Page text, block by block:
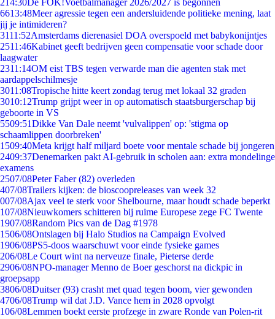
214:30De FOK!Voetbalmanager 2026/2027 is begonnen
6613:48Meer agressie tegen een andersluidende politieke mening, laat
jij je intimideren?
3111:52Amsterdams dierenasiel DOA overspoeld met babykonijntjes
2511:46Kabinet geeft bedrijven geen compensatie voor schade door
laagwater
2311:14OM eist TBS tegen verwarde man die agenten stak met
aardappelschilmesje
3011:08Tropische hitte keert zondag terug met lokaal 32 graden
3010:12Trump grijpt weer in op automatisch staatsburgerschap bij
geboorte in VS
5509:51Dikke Van Dale neemt 'vulvalippen' op: 'stigma op
schaamlippen doorbreken'
1509:40Meta krijgt half miljard boete voor mentale schade bij jongeren
2409:37Denemarken pakt AI-gebruik in scholen aan: extra mondelinge
examens
2507/08Peter Faber (82) overleden
407/08Trailers kijken: de bioscoopreleases van week 32
007/08Ajax veel te sterk voor Shelbourne, maar houdt schade beperkt
107/08Nieuwkomers schitteren bij ruime Europese zege FC Twente
1907/08Random Pics van de Dag #1978
1506/08Ontslagen bij Halo Studios na Campaign Evolved
1906/08PS5-doos waarschuwt voor einde fysieke games
206/08Le Court wint na nerveuze finale, Pieterse derde
2906/08NPO-manager Menno de Boer geschorst na dickpic in
groepsapp
3806/08Duitser (93) crasht met quad tegen boom, vier gewonden
4706/08Trump wil dat J.D. Vance hem in 2028 opvolgt
106/08Lemmen boekt eerste profzege in zware Ronde van Polen-rit